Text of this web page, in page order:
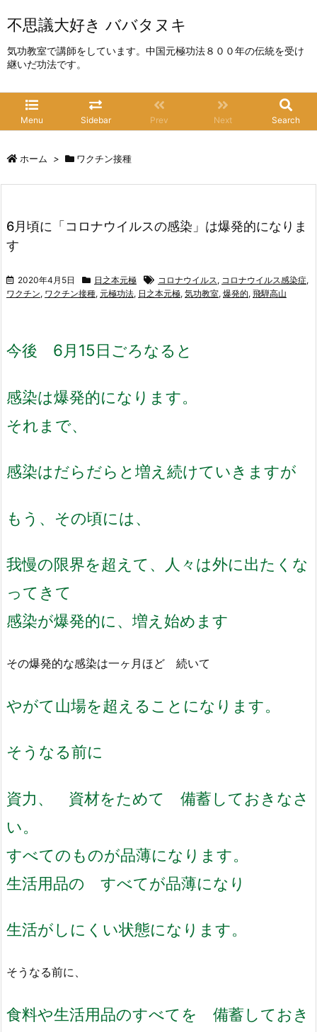
不思議大好き ババタヌキ
気功教室で講師をしています。中国元極功法８００年の伝統を受け
継いだ功法です。
Menu Sidebar Prev Next Search
ホーム > ワクチン接種
6月頃に「コロナウイルスの感染」は爆発的になりま
す
2020年4月5日 日之本元極 コロナウイルス, コロナウイルス感染症,
ワクチン, ワクチン接種, 元極功法, 日之本元極, 気功教室, 爆発的, 飛騨高山
今後 6月15日ごろなると
感染は爆発的になります。
それまで、
感染はだらだらと増え続けていきますが
もう、その頃には、
我慢の限界を超えて、人々は外に出たくな
ってきて
感染が爆発的に、増え始めます
その爆発的な感染は一ヶ月ほど 続いて
やがて山場を超えることになります。
そうなる前に
資力、 資材をためて 備蓄しておきなさ
い。
すべてのものが品薄になります。
生活用品の すべてが品薄になり
生活がしにくい状態になります。
そうなる前に、
食料や生活用品のすべてを 備蓄しておき